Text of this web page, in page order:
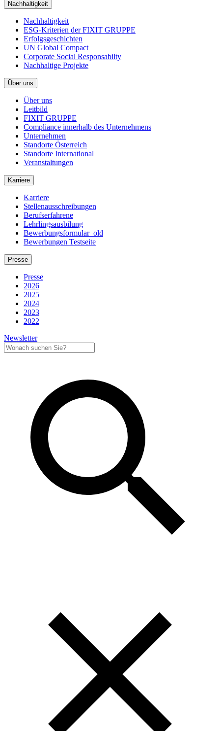
Nachhaltigkeit
Nachhaltigkeit
ESG-Kriterien der FIXIT GRUPPE
Erfolgsgeschichten
UN Global Compact
Corporate Social Responsabilty
Nachhaltige Projekte
Über uns
Über uns
Leitbild
FIXIT GRUPPE
Compliance innerhalb des Unternehmens
Unternehmen
Standorte Österreich
Standorte International
Veranstaltungen
Karriere
Karriere
Stellenausschreibungen
Berufserfahrene
Lehrlingsausbilung
Bewerbungsformular_old
Bewerbungen Testseite
Presse
Presse
2026
2025
2024
2023
2022
Newsletter